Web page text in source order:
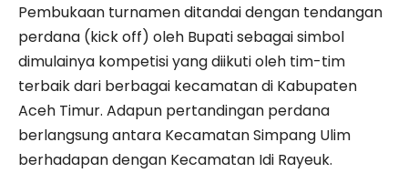
Pembukaan turnamen ditandai dengan tendangan
perdana (kick off) oleh Bupati sebagai simbol
dimulainya kompetisi yang diikuti oleh tim-tim
terbaik dari berbagai kecamatan di Kabupaten
Aceh Timur. Adapun pertandingan perdana
berlangsung antara Kecamatan Simpang Ulim
berhadapan dengan Kecamatan Idi Rayeuk.